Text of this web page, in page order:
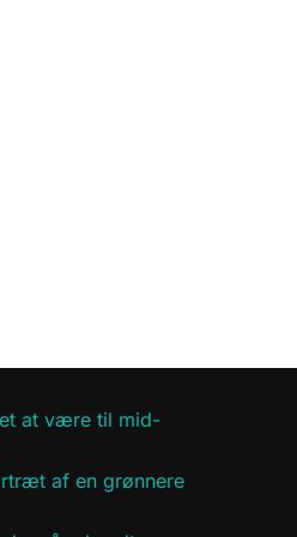
at være til mid-
af en grønnere